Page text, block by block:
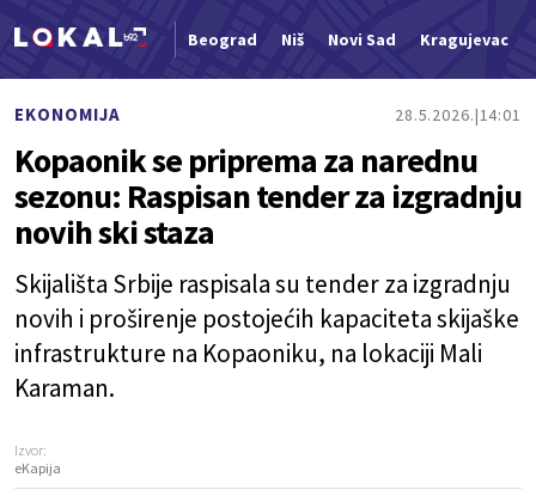
Beograd Niš Novi Sad Kragujevac
EKONOMIJA 28.5.2026. 14:01
Kopaonik se priprema za narednu
sezonu: Raspisan tender za izgradnju
novih ski staza
Skijališta Srbije raspisala su tender za izgradnju
novih i proširenje postojećih kapaciteta skijaške
infrastrukture na Kopaoniku, na lokaciji Mali
Karaman.
Izvor:
eKapija